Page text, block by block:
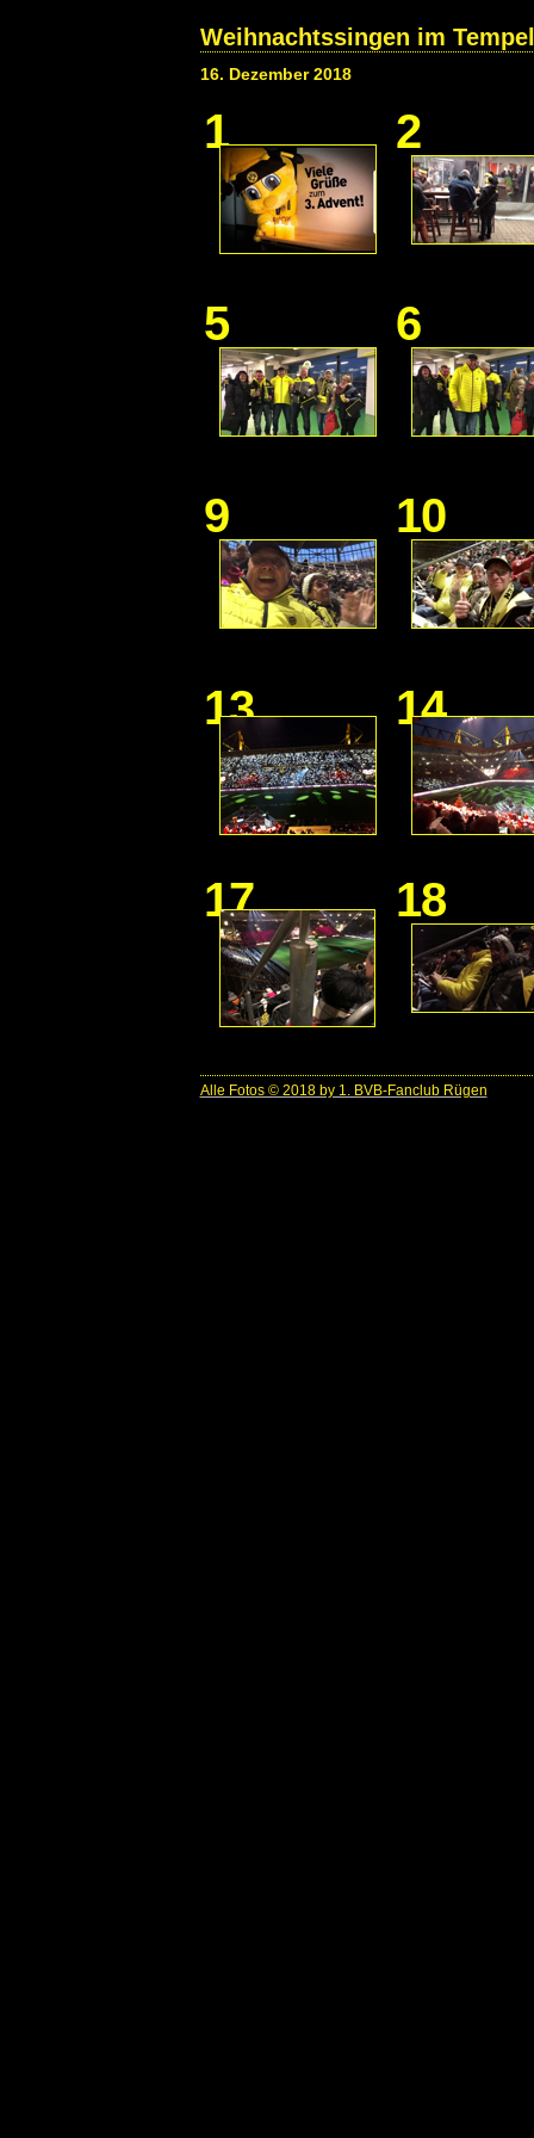
Weihnachtssingen im Tempel
16. Dezember 2018
1 2
5 6
9 10
13 14
17 18
Alle Fotos © 2018 by 1. BVB-Fanclub Rügen